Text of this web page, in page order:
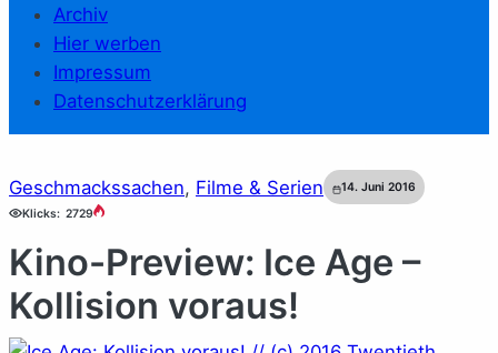
Archiv
Hier werben
Impressum
Datenschutzerklärung
Geschmackssachen, Filme & Serien
14. Juni 2016
Klicks: 2729
Kino-Preview: Ice Age –
Kollision voraus!